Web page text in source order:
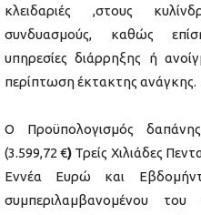
κλειδαριές ,στους
συνδυασμούς, καθώς
υπηρεσίες διάρρηξης ή
περίπτωση έκτακτης ανάγκης.
Ο Προϋπολογισμός
(3.599,72 €) Τρείς Χιλιάδες
Εννέα Ευρώ και
συμπεριλαμβανομένου